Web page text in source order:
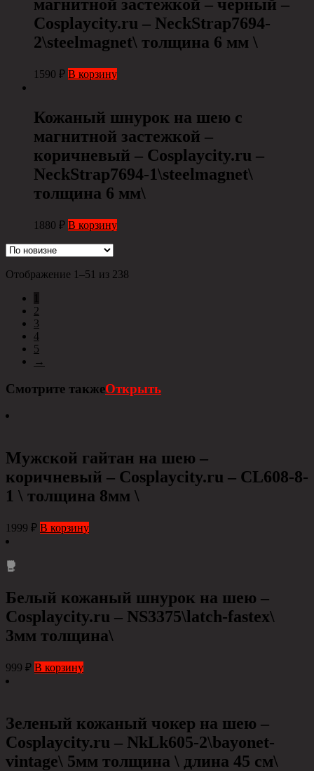
магнитной застежкой – черный –
Cosplaycity.ru – NeckStrap7694-
2\steelmagnet\ толщина 6 мм \
1590 ₽ В корзину
Кожаный шнурок на шею с
магнитной застежкой –
коричневый – Cosplaycity.ru –
NeckStrap7694-1\steelmagnet\
толщина 6 мм\
1880 ₽ В корзину
Отображение 1–51 из 238
2
3
4
5
→
Смотрите такжеОткрыть
Мужской гайтан на шею –
коричневый – Cosplaycity.ru – CL608-8-
1 \ толщина 8мм \
1999 ₽ В корзину
Белый кожаный шнурок на шею –
Сosplaycity.ru – NS3375\latch-fastex\
3мм толщина\
999 ₽ В корзину
Зеленый кожаный чокер на шею –
Cosplaycity.ru – NkLk605-2\bayonet-
vintage\ 5мм толщина \ длина 45 см\